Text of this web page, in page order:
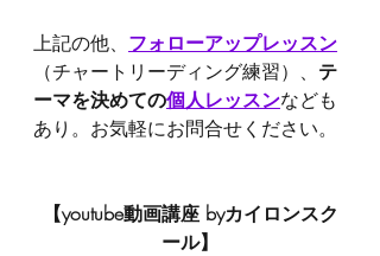
上記の他、 フォローアップレッスン
（チャートリーディング練習）、 テ
ーマを決めての個人レッスンなども
あり。お気軽にお問合せください。
【youtube動画講座 byカイロンスク
ール】